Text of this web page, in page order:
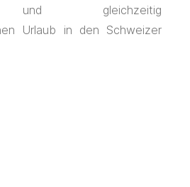
und gleichzeitig
Urlaub in den Schweizer